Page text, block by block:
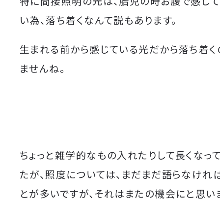
い為、落ち着くなんて説もあります。
生まれる前から感じている光だから落ち着
ませんね。
ちょっと雑学的なもの入れたりして長くなっ
たが、照度については、まだまだ語らなけれ
とが多いですが、それはまたの機会にと思い